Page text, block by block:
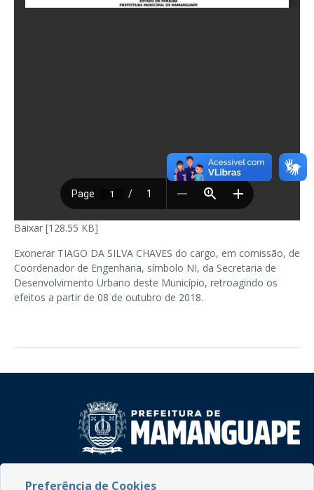
Baixar [128.55 KB]
Exonerar TIAGO DA SILVA CHAVES do cargo, em comissão, de
Coordenador de Engenharia, símbolo NI, da Secretaria de
Desenvolvimento Urbano deste Município, retroagindo os
efeitos a partir de 08 de outubro de 2018.
Preferência de Cookies